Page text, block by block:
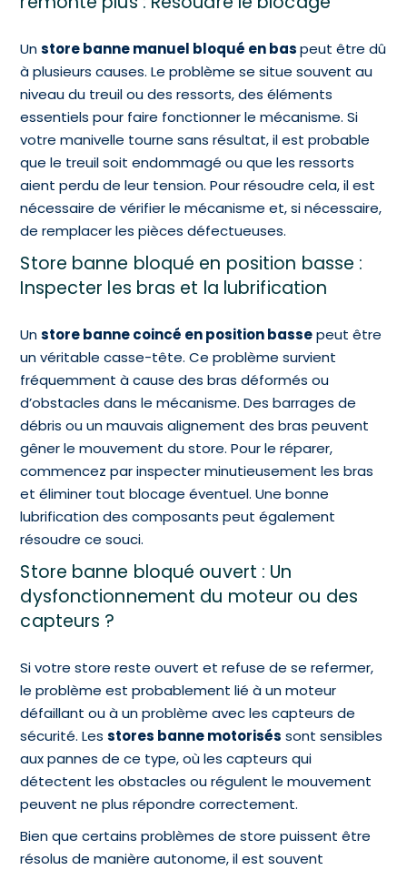
Unstore banne manuel bloqué en baspeut être dû
à plusieurs causes. Le problème se situe souvent au
niveau du treuil ou des ressorts, des éléments
essentiels pour faire fonctionner le mécanisme. Si
votre manivelle tourne sans résultat, il est probable
que le treuil soit endommagé ou que les ressorts
aient perdu de leur tension. Pour résoudre cela, il est
nécessaire de vérifier le mécanisme et, si nécessaire,
de remplacer les pièces défectueuses.
Store banne bloqué en position basse :
Inspecter les bras et la lubrification
Unstore banne coincé en position bassepeut être
un véritable casse-tête. Ce problème survient
fréquemment à cause des bras déformés ou
d’obstacles dans le mécanisme. Des barrages de
débris ou un mauvais alignement des bras peuvent
gêner le mouvement du store. Pour le réparer,
commencez par inspecter minutieusement les bras
et éliminer tout blocage éventuel. Une bonne
lubrification des composants peut également
résoudre ce souci.
Store banne bloqué ouvert : Un
dysfonctionnement du moteur ou des
capteurs ?
Si votre store reste ouvert et refuse de se refermer,
le problème est probablement lié à un moteur
défaillant ou à un problème avec les capteurs de
sécurité. Lesstores banne motorisés sont sensibles
aux pannes de ce type, où les capteurs qui
détectent les obstacles ou régulent le mouvement
peuvent ne plus répondre correctement.
Bien que certains problèmes de store puissent être
résolus de manière autonome, il est souvent